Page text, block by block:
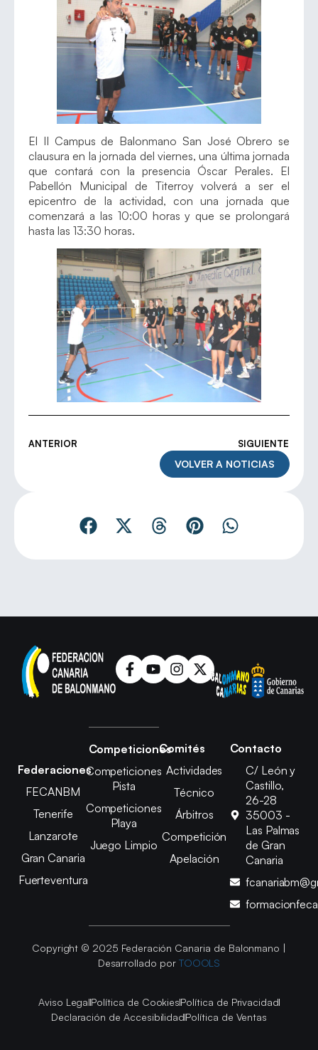
El II Campus de Balonmano San José Obrero se
clausura en la jornada del viernes, una última jornada
que contará con la presencia Óscar Perales. El
Pabellón Municipal de Titerroy volverá a ser el
epicentro de la actividad, con una jornada que
comenzará a las 10:00 horas y que se prolongará
hasta las 13:30 horas.
ANTERIOR SIGUIENTE
VOLVER A NOTICIAS
Federaciones
FECANBM
Tenerife
Lanzarote
Gran Canaria
Fuerteventura
Competiciones
Competiciones
Pista
Competiciones
Playa
Juego Limpio
Comités
Actividades
Técnico
Árbitros
Competición
Apelación
Contacto
C/ León y
Castillo,
26-28
35003 -
Las Palmas
de Gran
Canaria
Copyright © 2025 Federación Canaria de Balonmano |
Desarrollado por TOOOLS
Aviso LegalPolítica de CookiesPolítica de Privacidad
Declaración de AccesibilidadPolítica de Ventas